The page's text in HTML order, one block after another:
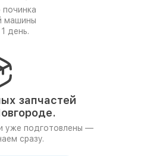
машины
день.
запчастей
уже подготовлены —
сразу.